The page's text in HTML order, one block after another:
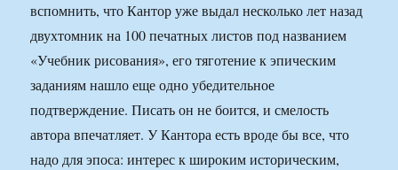
вспомнить, что Кантор уже выдал несколько лет назад
двухтомник на 100 печатных листов под названием
«Учебник рисования», его тяготение к эпическим
заданиям нашло еще одно убедительное
подтверждение. Писать он не боится, и смелость
автора впечатляет. У Кантора есть вроде бы все, что
надо для эпоса: интерес к широким историческим,